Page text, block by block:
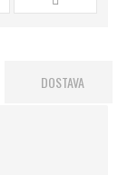
DOSTAVA